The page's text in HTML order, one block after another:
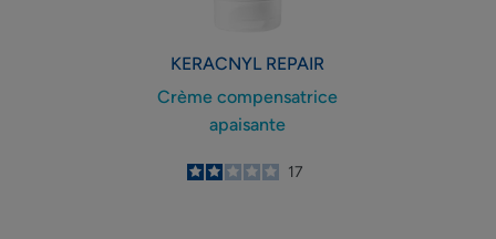
KERACNYLREPAIR
Crème compensatrice
apaisante
2
/5
17